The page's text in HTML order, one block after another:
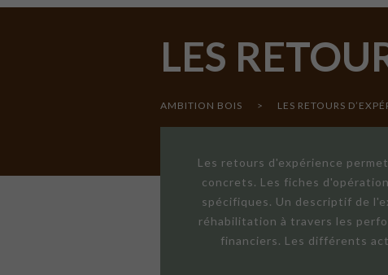
LES
AMBITION BOIS > LES RETOURS
Les retours d'expérience
concrets. Les fiches
spécifiques. Un descriptif de
réhabilitation à travers les
financiers. Les différents